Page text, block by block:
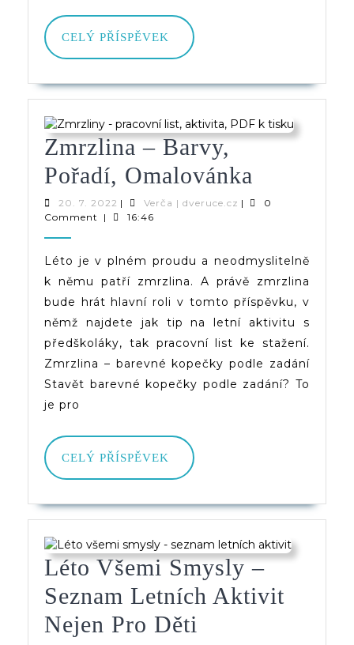
CELÝ PŘÍSPĚVEK
CELÝ
PŘÍSPĚVEK
Zmrzlina – Barvy,
Pořadí, Omalovánka
–
Pořadí,
20. 7. 2022 20.
7.
| Verča | dveruce.cz Verča
|
0
Comment
| 16:46
Léto je v plném proudu a neodmyslitelně
k němu patří zmrzlina. A právě zmrzlina
bude hrát hlavní roli v tomto příspěvku, v
němž najdete jak tip na letní aktivitu s
předškoláky, tak pracovní list ke stažení.
Zmrzlina – barevné kopečky podle zadání
Stavět barevné kopečky podle zadání? To
je pro
CELÝ PŘÍSPĚVEK
CELÝ
PŘÍSPĚVEK
Léto Všemi Smysly –
Seznam Letních Aktivit
Nejen Pro Děti